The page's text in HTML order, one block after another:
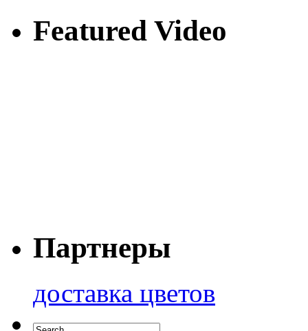
Featured Video
Партнеры
доставка цветов